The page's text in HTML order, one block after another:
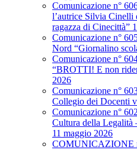
Comunicazione n°
l’autrice Silvia Cinelli
ragazza di Cinecittà”
Comunicazione n°
Nord “Giornalino
Comunicazione n°
“BROTTI! E non
2026
Comunicazione n°
Collegio dei Docenti
Comunicazione n°
Cultura della Legalità
11 maggio 2026
COMUNICAZIONE